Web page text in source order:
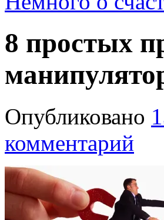
8 простых
Опубликовано
комментарий